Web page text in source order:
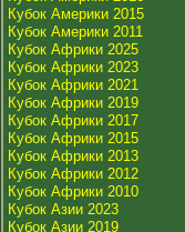
Кубок Америки 2015
Кубок Америки 2011
Кубок Африки 2025
Кубок Африки 2023
Кубок Африки 2021
Кубок Африки 2019
Кубок Африки 2017
Кубок Африки 2015
Кубок Африки 2013
Кубок Африки 2012
Кубок Африки 2010
Кубок Азии 2023
Кубок Азии 2019